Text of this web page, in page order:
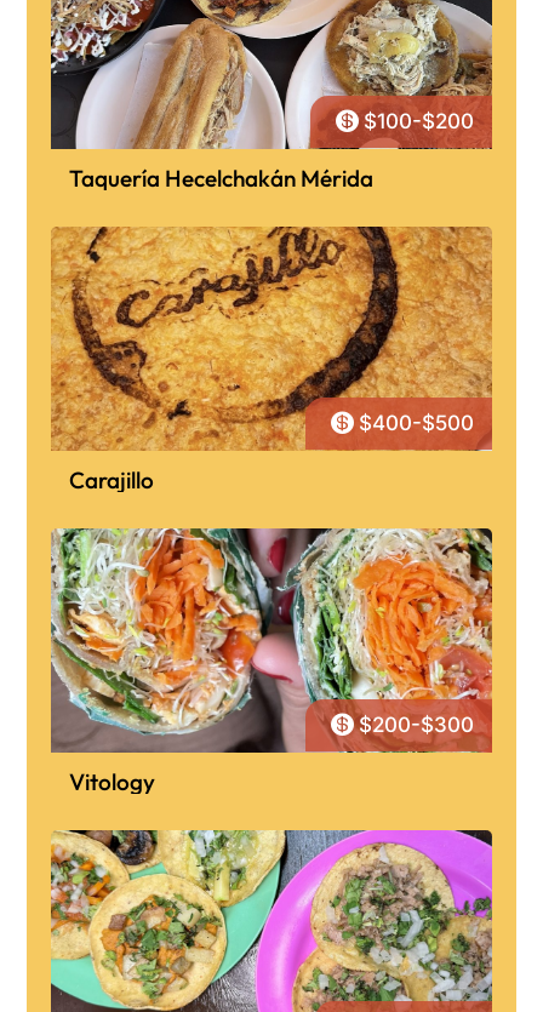
 $100-$200
Taquería Hecelchakán Mérida
 $400-$500
Carajillo
 $200-$300
Vitology